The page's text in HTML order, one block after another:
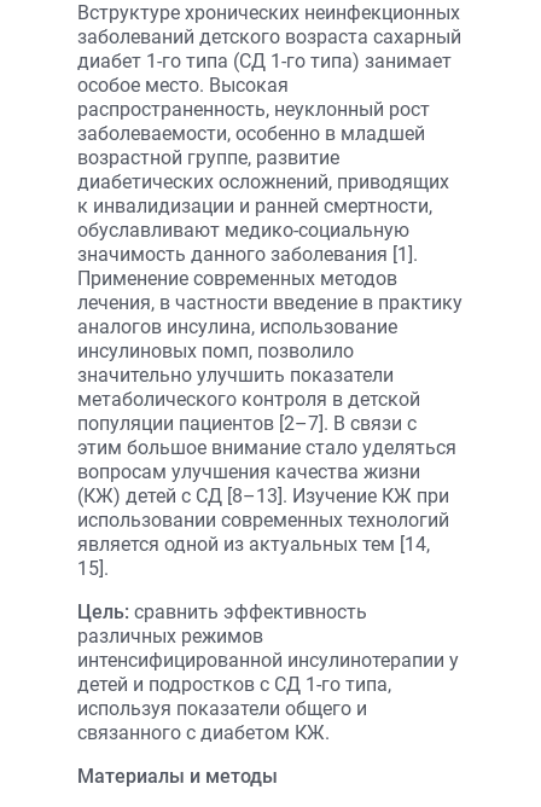
Вструктуре хронических неинфекционных
заболеваний детского возраста сахарный
диабет 1-го типа (СД 1-го типа) занимает
особое место. Высокая
распространенность, неуклонный рост
заболеваемости, особенно в младшей
возрастной группе, развитие
диабетических осложнений, приводящих
к инвалидизации и ранней смертности,
обуславливают медико-социальную
значимость данного заболевания [1].
Применение современных методов
лечения, в частности введение в практику
аналогов инсулина, использование
инсулиновых помп, позволило
значительно улучшить показатели
метаболического контроля в детской
популяции пациентов [2–7]. В связи с
этим большое внимание стало уделяться
вопросам улучшения качества жизни
(КЖ) детей с СД [8–13]. Изучение КЖ при
использовании современных технологий
является одной из актуальных тем [14,
15].
Цель: сравнить эффективность
различных режимов
интенсифицированной инсулинотерапии у
детей и подростков с СД 1-го типа,
используя показатели общего и
связанного с диабетом КЖ.
Материалы и методы